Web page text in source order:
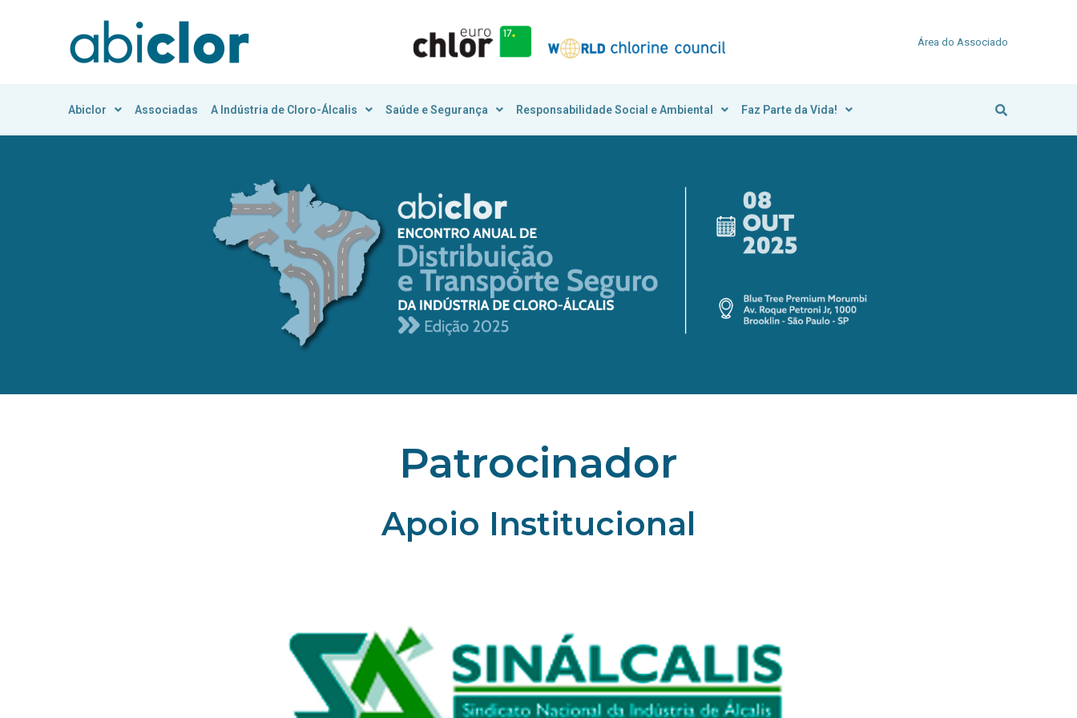
Área do Associado
Abiclor Associadas A Indústria de Cloro-Álcalis Saúde e Segurança Responsabilidade Social e Ambiental Faz Parte da Vida!
Patrocinador
Apoio Institucional